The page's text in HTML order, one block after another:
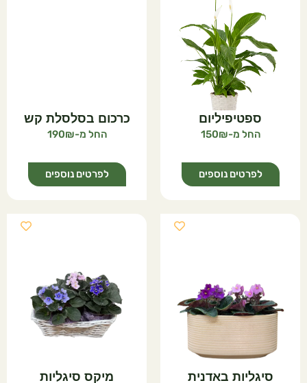
ספטיפיליום
150
לפרטים נוספים
כרכום בסלסלת קש
190
לפרטים נוספים
סיגליות באדנית מיקס סיגליות